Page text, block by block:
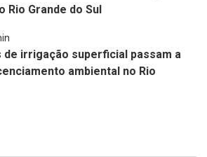
Rio Grande do Sul
de irrigação superficial passam a
ambiental no Rio